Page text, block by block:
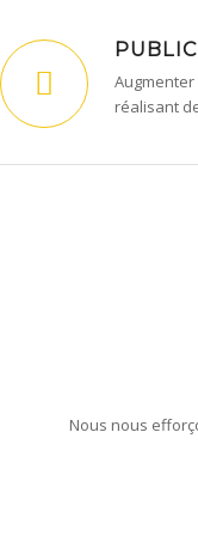
Augmenter
réalisant
Nous nous